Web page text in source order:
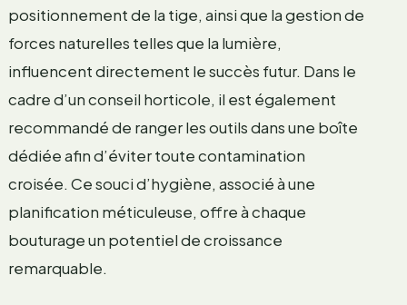
positionnement de la tige, ainsi que la gestion de
forces naturelles telles que la lumière,
influencent directement le succès futur. Dans le
cadre d’un conseil horticole, il est également
recommandé de ranger les outils dans une boîte
dédiée afin d’éviter toute contamination
croisée. Ce souci d’hygiène, associé à une
planification méticuleuse, offre à chaque
bouturage un potentiel de croissance
remarquable.